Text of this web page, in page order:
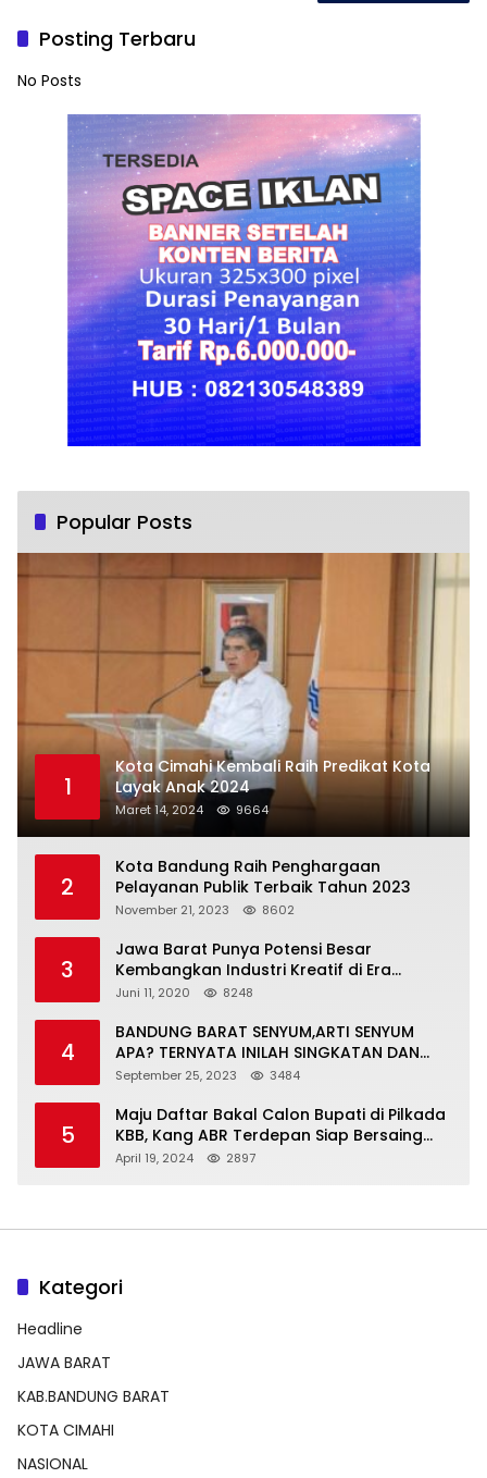
Posting Terbaru
No Posts
Popular Posts
1
Kota Cimahi Kembali Raih Predikat Kota
Layak Anak 2024
Maret 14, 2024 9664
2
Kota Bandung Raih Penghargaan
Pelayanan Publik Terbaik Tahun 2023
November 21, 2023 8602
3
Jawa Barat Punya Potensi Besar
Kembangkan Industri Kreatif di Era
Normal Baru
Juni 11, 2020 8248
4
BANDUNG BARAT SENYUM,ARTI SENYUM
APA? TERNYATA INILAH SINGKATAN DAN
MAKNANYA
September 25, 2023 3484
5
Maju Daftar Bakal Calon Bupati di Pilkada
KBB, Kang ABR Terdepan Siap Bersaing
Dengan Balon Lainnya
April 19, 2024 2897
Kategori
Headline
JAWA BARAT
KAB.BANDUNG BARAT
KOTA CIMAHI
NASIONAL